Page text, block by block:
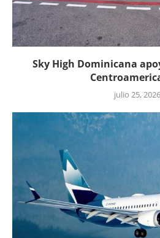
Sky High Dominicana
julio 25, 2026